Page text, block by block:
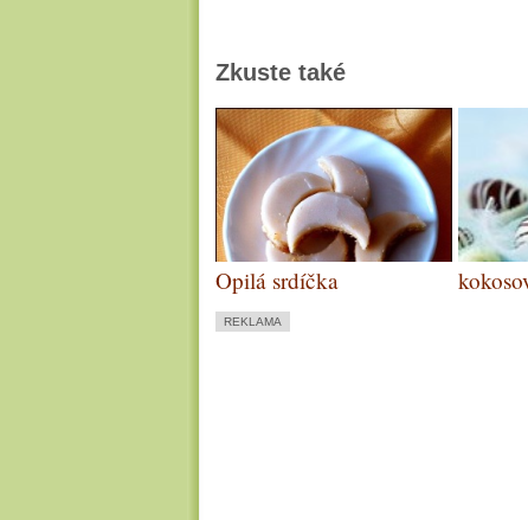
Zkuste také
Opilá srdíčka
REKLAMA